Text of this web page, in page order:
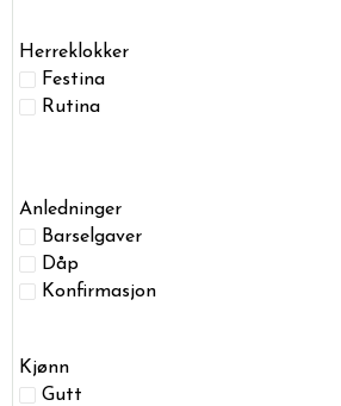
Herreklokker
Festina
Rutina
Anledninger
Barselgaver
Dåp
Konfirmasjon
Kjønn
Gutt